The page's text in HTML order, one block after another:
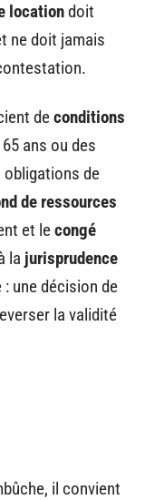
locationdoit
ne doit jamais
deconditions
ans ou des
de
de ressources
et lecongé
la jurisprudence
une décision de
la validité
il convient